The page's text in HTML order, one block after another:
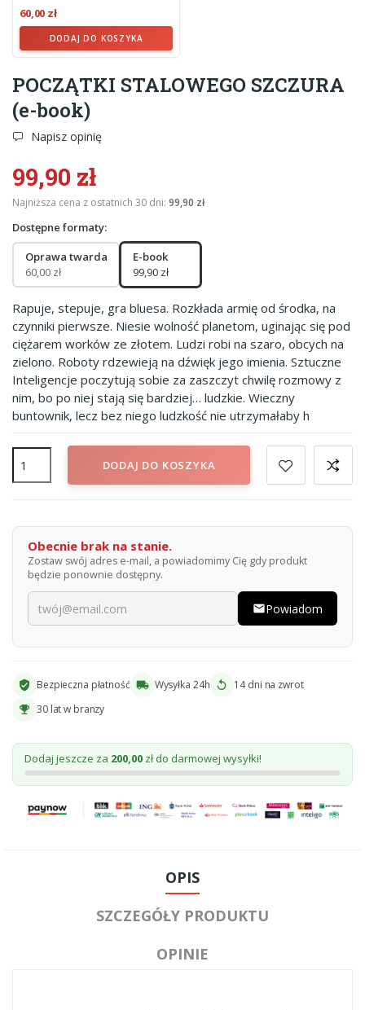
60,00 zł
DODAJ DO KOSZYKA
POCZĄTKI STALOWEGO SZCZURA
(e-book)
Napisz opinię
99,90 zł
Najniższa cena z ostatnich 30 dni: 99,90 zł
Dostępne formaty:
Oprawa twarda
60,00 zł
E-book
99,90 zł
Rapuje, stepuje, gra bluesa. Rozkłada armię od środka, na
czynniki pierwsze. Niesie wolność planetom, uginając się pod
ciężarem worków ze złotem. Ludzi robi na szaro, obcych na
zielono. Roboty rdzewieją na dźwięk jego imienia. Sztuczne
Inteligencje poczytują sobie za zaszczyt chwilę rozmowy z
nim, bo po niej stają się bardziej… ludzkie. Wieczny
buntownik, lecz bez niego ludzkość nie utrzymałaby h
DODAJ DO KOSZYKA
Obecnie brak na stanie.
Zostaw swój adres e-mail, a powiadomimy Cię gdy produkt
będzie ponownie dostępny.
emailPowiadom
verified_user Bezpieczna płatność local_shipping Wysyłka 24h replay 14 dni na zwrot
emoji_events 30 lat w branzy
Dodaj jeszcze za 200,00 zł do darmowej wysyłki!
OPIS
SZCZEGÓŁY PRODUKTU
OPINIE